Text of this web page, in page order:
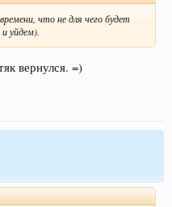
что не для чего будет
уйдем).
вернулся. =)